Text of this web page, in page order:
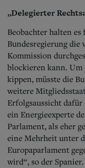
„Delegierter
Beobachter halten
Bundesregierung die
Kommission
blockieren kann. Um
kippen, müsste die
weitere
Erfolgsaussicht
ein Energieexperte
Parlament, als eher
eine Mehrheit unter
Europaparlament
wird“, so der Spanier.